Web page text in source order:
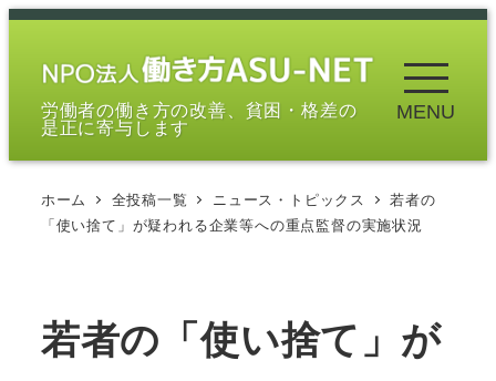
メ
労働者の働き方の改善、貧困・格差の
是正に寄与します
MENU
ホーム 全投稿一覧 ニュース・トピックス
若者の
「使い捨て」が​疑われる企業等への重​点監督の実施状況
若者の「使い捨て」が​